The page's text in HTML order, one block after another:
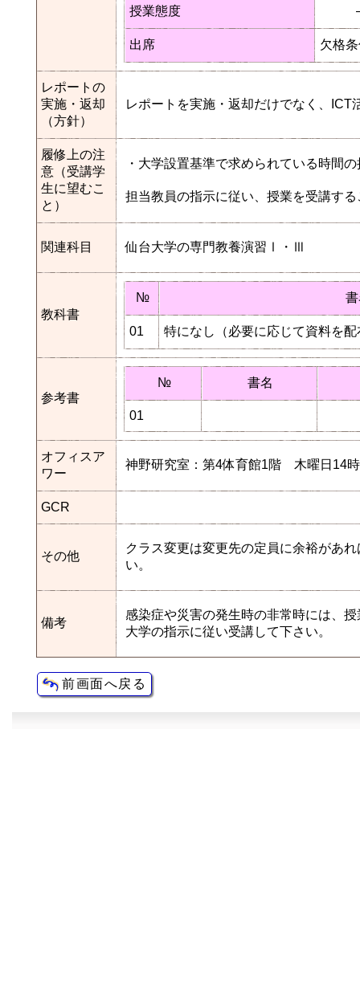
授業態度
出席 欠格
レポートの
実施・返却
（方針）
レポートを実施・返却だけでなく、
履修上の注
意（受講学
生に望むこ
と）
・大学設置基準で求められている時間
担当教員の指示に従い、授業を受講する
関連科目 仙台大学の専門教養演習Ⅰ・Ⅲ
教科書
№
01 特になし（必要に応じて資料を配
参考書
№ 書名
01
オフィスア
ワー
神野研究室：第4体育館1階 木曜日14
GCR
その他
クラス変更は変更先の定員に余裕があ
い。
備考
感染症や災害の発生時の非常時には、
大学の指示に従い受講して下さい。